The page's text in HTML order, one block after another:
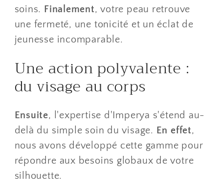
soins. Finalement, votre peau retrouve
une fermeté, une tonicité et un éclat de
jeunesse incomparable.
​Une action polyvalente :
du visage au corps
Ensuite, l'expertise d'Imperya s'étend au-
delà du simple soin du visage. En effet,
nous avons développé cette gamme pour
répondre aux besoins globaux de votre
silhouette.